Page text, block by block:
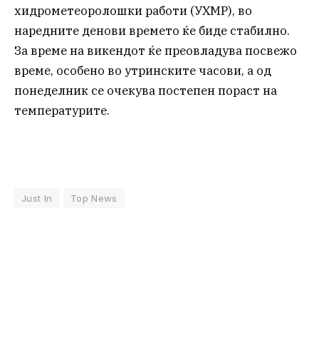
хидрометеоролошки работи (УХМР), во
наредните денови времето ќе биде стабилно.
За време на викендот ќе преовладува посвежо
време, особено во утринските часови, а од
понеделник се очекува постепен пораст на
температурите.
Just In Top News